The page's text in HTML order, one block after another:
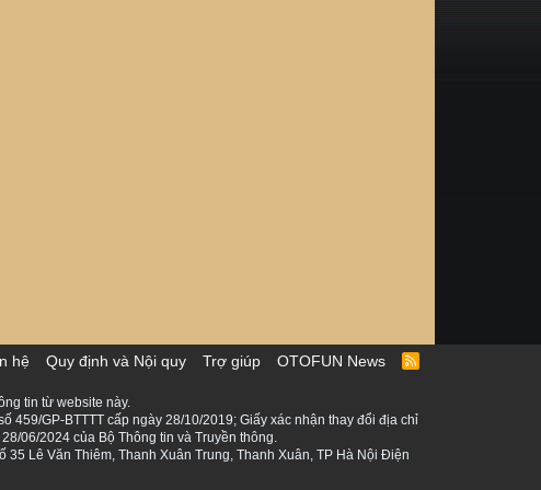
hệ Quy định và Nội quy Trợ giúp OTOFUN News
R
tin từ website này.
459/GP-BTTTT cấp ngày 28/10/2019; Giấy xác nhận thay đổi địa chỉ
06/2024 của Bộ Thông tin và Truyền thông.
Lê Văn Thiêm, Thanh Xuân Trung, Thanh Xuân, TP Hà Nội Điện